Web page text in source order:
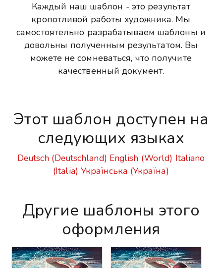
Каждый наш шаблон - это результат
кропотливой работы художника. Мы
самостоятельно разрабатываем шаблоны и
довольны полученным результатом. Вы
можете не сомневаться, что получите
качественный документ.
Этот шаблон доступен на
следующих языках
Deutsch (Deutschland) English (World) Italiano
(Italia) Українська (Україна)
Другие шаблоны этого
оформления